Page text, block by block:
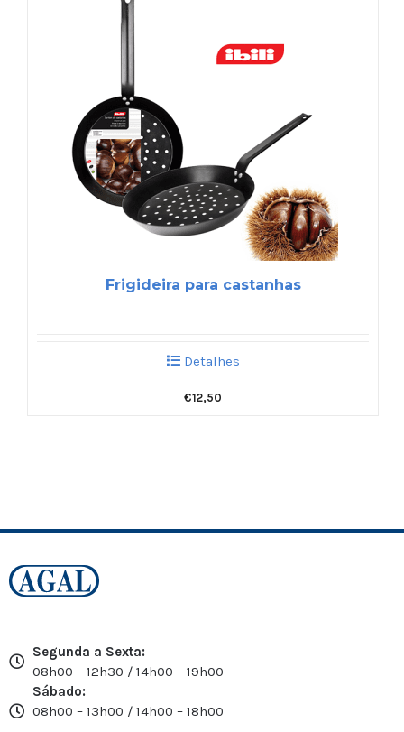
Frigideira para castanhas
Detalhes
€12,50
Segunda a Sexta:
08h00 – 12h30 / 14h00 – 19h00
Sábado:
08h00 – 13h00 / 14h00 – 18h00